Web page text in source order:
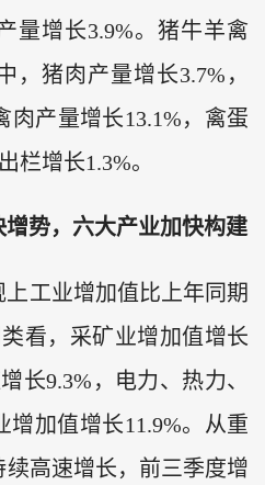
量增长3.9%。猪牛羊禽
，猪肉产量增长3.7%，
肉产量增长13.1%，禽蛋
栏增长1.3%。
势，六大产业加快构建
工业增加值比上年同期
看，采矿业增加值增长
长9.3%，电力、热力、
加值增长11.9%。从重
高速增长，前三季度增